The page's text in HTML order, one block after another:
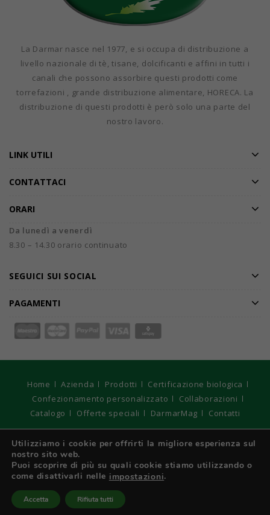
La Darmar nasce nel 1977, e si occupa di distribuzione a
livello nazionale di tè, tisane, dolcificanti e affini in tutti i
canali che possono assorbire questi prodotti come
torrefazioni , grande distribuzione alimentare, HORECA. La
distribuzione di questi prodotti è però solo una parte del
nostro lavoro.
LINK UTILI
CONTATTACI
ORARI
Da lunedì a venerdì
8.30 – 14.30 orario continuato
SEGUICI SUI SOCIAL
PAGAMENTI
Home Azienda Prodotti
Certificazione biologica
Confezionamento personalizzato
Collaborazioni
Catalogo
Offerte speciali DarmarMag
Contatti
Torino, C.F e P. IVA: IT 01970210017 - Capitale sociale € 10.400
interamente versato. Strategie Digitali Innovea
Utilizziamo i cookie per offrirti la migliore esperienza sul
nostro sito web.
Puoi scoprire di più su quali cookie stiamo utilizzando o
come disattivarli nelle impostazioni.
Accetta Rifiuta tutti Italiano